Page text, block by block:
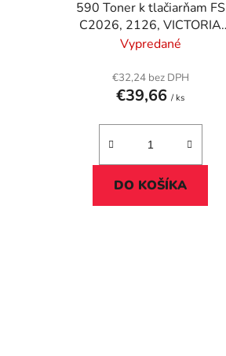
590 Toner k tlačiarňam FS
C2026, 2126, VICTORIA
TECHNOLOGY žltá, 5k
Vypredané
€32,24 bez DPH
€39,66/ ks
DO KOŠÍKA